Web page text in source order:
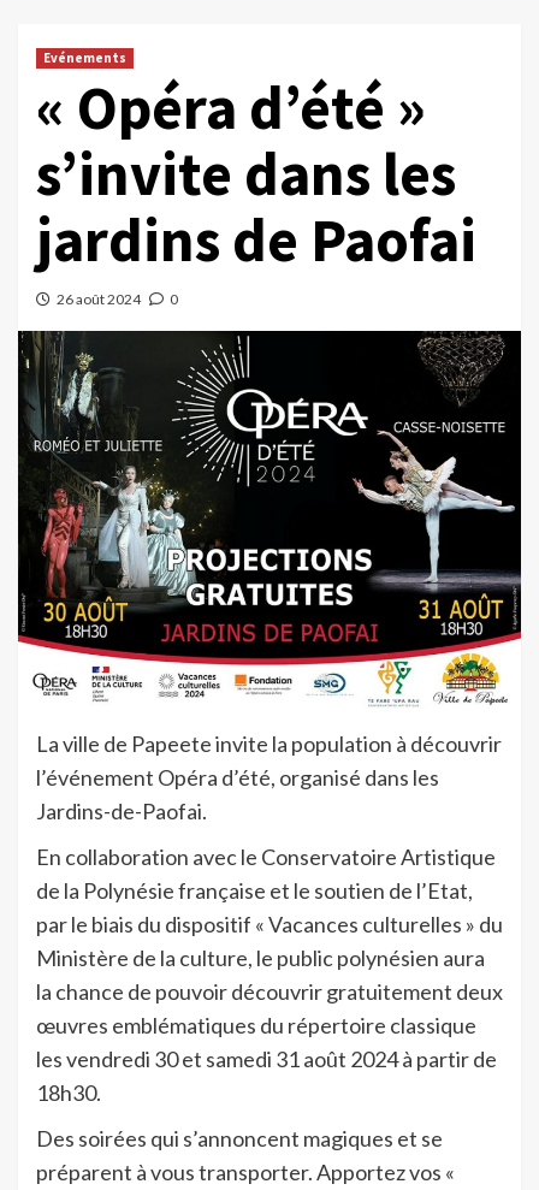
Evénements
« Opéra d’été »
s’invite dans les
jardins de Paofai
26 août 2024 0
La ville de Papeete invite la population à découvrir
l’événement Opéra d’été, organisé dans les
Jardins-de-Paofai.
En collaboration avec le Conservatoire Artistique
de la Polynésie française et le soutien de l’Etat,
par le biais du dispositif « Vacances culturelles » du
Ministère de la culture, le public polynésien aura
la chance de pouvoir découvrir gratuitement deux
œuvres emblématiques du répertoire classique
les vendredi 30 et samedi 31 août 2024 à partir de
18h30.
Des soirées qui s’annoncent magiques et se
préparent à vous transporter. Apportez vos «